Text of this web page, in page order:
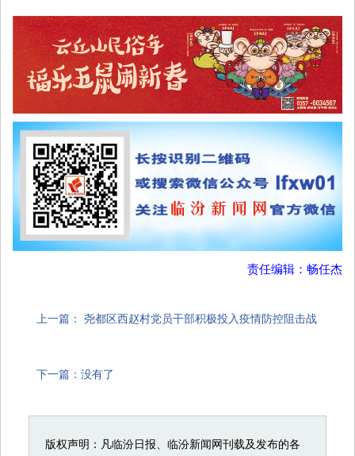
责任编辑：畅任杰
上一篇： 尧都区西赵村党员干部积极投入疫情防控阻击战
下一篇：没有了
版权声明：凡临汾日报、临汾新闻网刊载及发布的各